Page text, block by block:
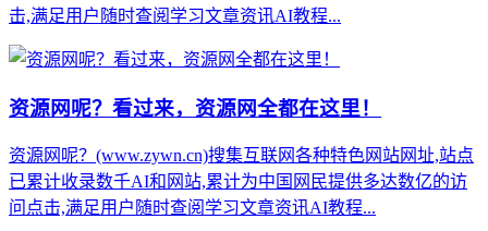
击,满足用户随时查阅学习文章资讯AI教程...
资源网呢？看过来，资源网全都在这里！
资源网呢？(www.zywn.cn)搜集互联网各种特色网站网址,站点
已累计收录数千AI和网站,累计为中国网民提供多达数亿的访
问点击,满足用户随时查阅学习文章资讯AI教程...